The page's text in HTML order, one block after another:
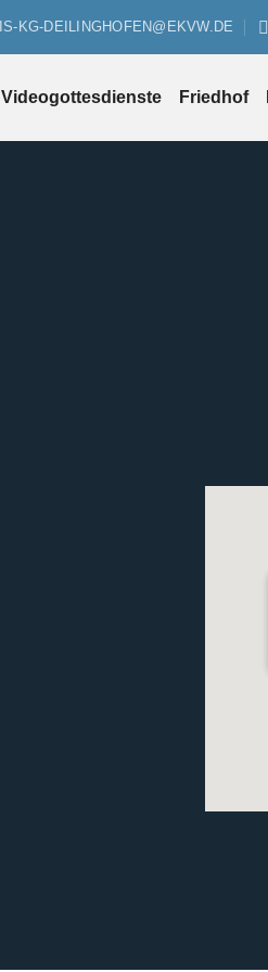
IS-KG-DEILINGHOFEN@EKVW.DE
Videogottesdienste Friedhof